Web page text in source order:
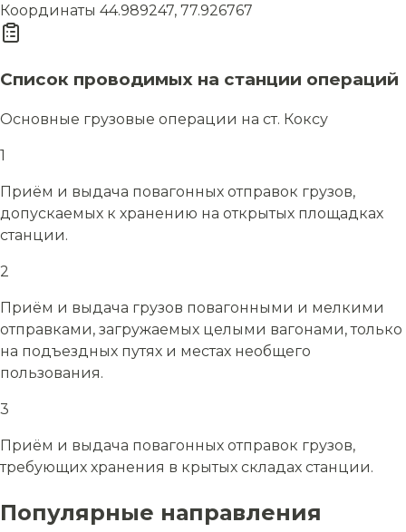
Координаты 44.989247, 77.926767
Список проводимых на станции операций
Основные грузовые операции на ст. Коксу
1
Приём и выдача повагонных отправок грузов,
допускаемых к хранению на открытых площадках
станции.
2
Приём и выдача грузов повагонными и мелкими
отправками, загружаемых целыми вагонами, только
на подъездных путях и местах необщего
пользования.
3
Приём и выдача повагонных отправок грузов,
требующих хранения в крытых складах станции.
Популярные направления